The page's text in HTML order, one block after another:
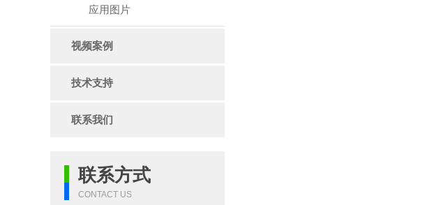
应用图片
视频案例
技术支持
联系我们
联系方式
CONTACT US